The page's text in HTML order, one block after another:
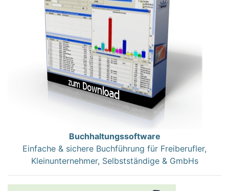
Buchhaltungssoftware
Einfache & sichere Buchführung für Freiberufler,
Kleinunternehmer, Selbstständige & GmbHs